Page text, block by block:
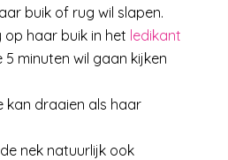
buik of rug wil slapen.
haar buik in het ledikant
minuten wil gaan kijken
kan draaien als haar
nek natuurlijk ook